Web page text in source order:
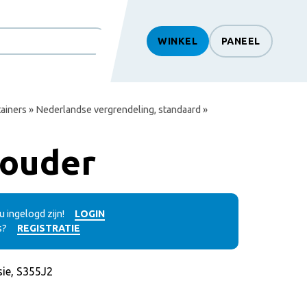
WINKEL PANEEL
» Nederlandse vergrendeling, standaard »
ingelogd zijn!
LOGIN
REGISTRATIE
S355J2